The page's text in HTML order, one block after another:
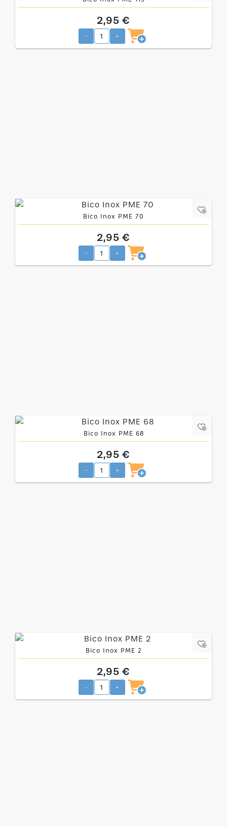
2,95 €
- +
Bico Inox PME 70
2,95 €
- +
Bico Inox PME 68
2,95 €
- +
Bico Inox PME 2
2,95 €
- +